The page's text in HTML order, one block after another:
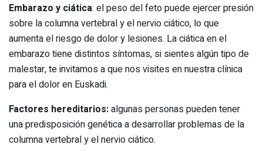
Embarazo y ciática: el peso del feto puede ejercer presión
sobre la columna vertebral y el nervio ciático, lo que
aumenta el riesgo de dolor y lesiones. La ciática en el
embarazo tiene distintos síntomas, si sientes algún tipo de
malestar, te invitamos a que nos visites en nuestra clínica
para el dolor en Euskadi.
Factores hereditarios:algunas personas pueden tener
una predisposición genética a desarrollar problemas de la
columna vertebral y el nervio ciático.